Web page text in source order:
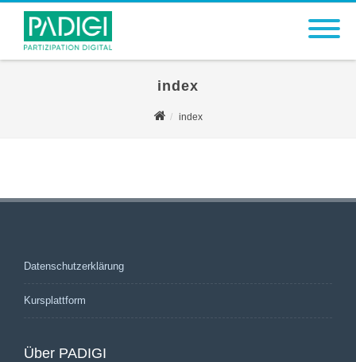
index
index
Datenschutzerklärung
Kursplattform
Über PADIGI